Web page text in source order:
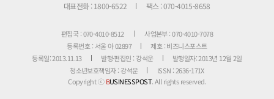
대표전화 : 1800-6522
팩스 : 070-4015-8658
편집국 : 070-4010-8512
사업본부 : 070-4010-7078
등록번호 : 서울 아 02897
제호 : 비즈니스포스트
등록일: 2013.11.13
발행·편집인 : 강석운
발행일자: 2013년 12월 2일
청소년보호책임자 : 강석운
ISSN : 2636-171X
Copyright ⓒBUSINESSPOST. All rights reserved.